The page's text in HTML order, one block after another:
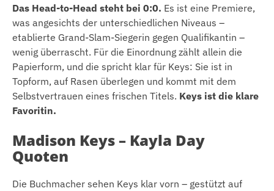
Das Head-to-Head steht bei 0:0. Es ist eine Premiere,
was angesichts der unterschiedlichen Niveaus –
etablierte Grand-Slam-Siegerin gegen Qualifikantin –
wenig überrascht. Für die Einordnung zählt allein die
Papierform, und die spricht klar für Keys: Sie ist in
Topform, auf Rasen überlegen und kommt mit dem
Selbstvertrauen eines frischen Titels. Keys ist die klare
Favoritin.
Madison Keys – Kayla Day
Quoten
Die Buchmacher sehen Keys klar vorn – gestützt auf